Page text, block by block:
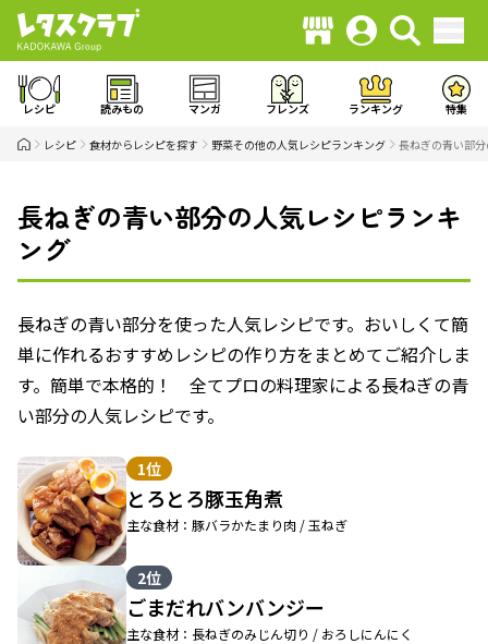
レシピ 読みもの マンガ フレンズ ランキング 特集
レシピ 食材からレシピを探す 野菜その他の人気レシピランキング 長ねぎの青い部
長ねぎの青い部分の人気レシピランキ
ング
長ねぎの青い部分を使った人気レシピです。おいしくて簡
単に作れるおすすめレシピの作り方をまとめてご紹介しま
す。簡単で本格的！ 全てプロの料理家による長ねぎの青
い部分の人気レシピです。
1位
とろとろ豚玉角煮
主な食材：豚バラかたまり肉 / 玉ねぎ
2位
ごまだれバンバンジー
主な食材：長ねぎのみじん切り / おろしにんにく